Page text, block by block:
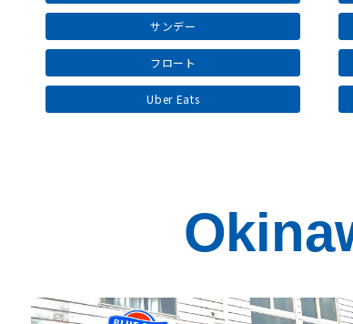
サンデー
フロート
Uber Eats